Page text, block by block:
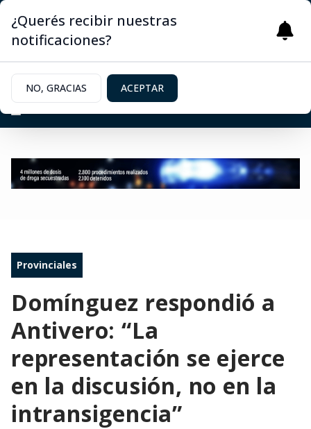
Provinciales
Domínguez respondió a
Antivero: “La
representación se ejerce
en la discusión, no en la
intransigencia”
¿Querés recibir nuestras
notificaciones?
NO, GRACIAS ACEPTAR